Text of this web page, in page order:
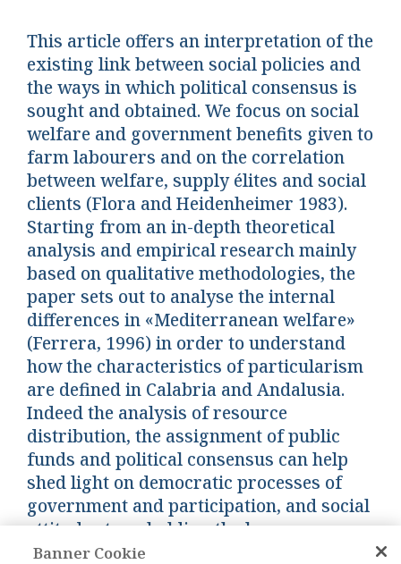
This article offers an interpretation of the
existing link between social policies and
the ways in which political consensus is
sought and obtained. We focus on social
welfare and government benefits given to
farm labourers and on the correlation
between welfare, supply élites and social
clients (Flora and Heidenheimer 1983).
Starting from an in-depth theoretical
analysis and empirical research mainly
based on qualitative methodologies, the
paper sets out to analyse the internal
differences in «Mediterranean welfare»
(Ferrera, 1996) in order to understand
how the characteristics of particularism
are defined in Calabria and Andalusia.
Indeed the analysis of resource
distribution, the assignment of public
funds and political consensus can help
shed light on democratic processes of
government and participation, and social
attitudes to upholding the law.
Banner Cookie